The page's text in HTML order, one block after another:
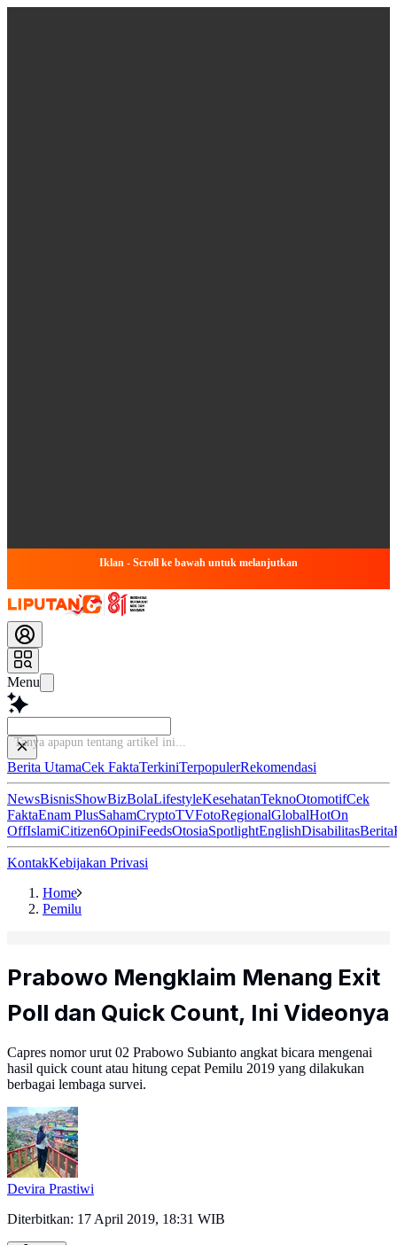
Iklan - Scroll ke bawah untuk melanjutkan
Menu
Tanya apapun tentang artikel ini...
Berita UtamaCek FaktaTerkiniTerpopulerRekomendasi
NewsBisnisShowBizBolaLifestyleKesehatanTeknoOtomotifCek
FaktaEnam PlusSahamCryptoTVFotoRegionalGlobalHotOn
OffIslamiCitizen6OpiniFeedsOtosiaSpotlightEnglishDisabilitasBerita
KontakKebijakan Privasi
Home
Pemilu
Prabowo Mengklaim Menang Exit
Poll dan Quick Count, Ini Videonya
Capres nomor urut 02 Prabowo Subianto angkat bicara mengenai
hasil quick count atau hitung cepat Pemilu 2019 yang dilakukan
berbagai lembaga survei.
Devira Prastiwi
Diterbitkan: 17 April 2019, 18:31 WIB